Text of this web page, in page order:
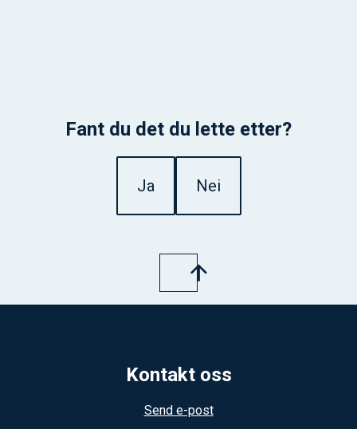
Fant du det du lette etter?
Ja Nei
Kontakt oss
Send e-post